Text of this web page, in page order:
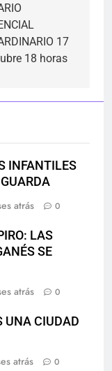
17
18 horas
INFANTILES
atrás 0
LAS
SE
atrás 0
UNA CIUDAD
atrás 0